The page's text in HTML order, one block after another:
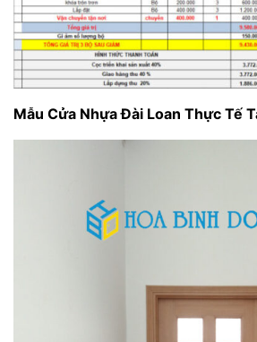
Mẫu Cửa Nhựa Đài Loan Thực Tế